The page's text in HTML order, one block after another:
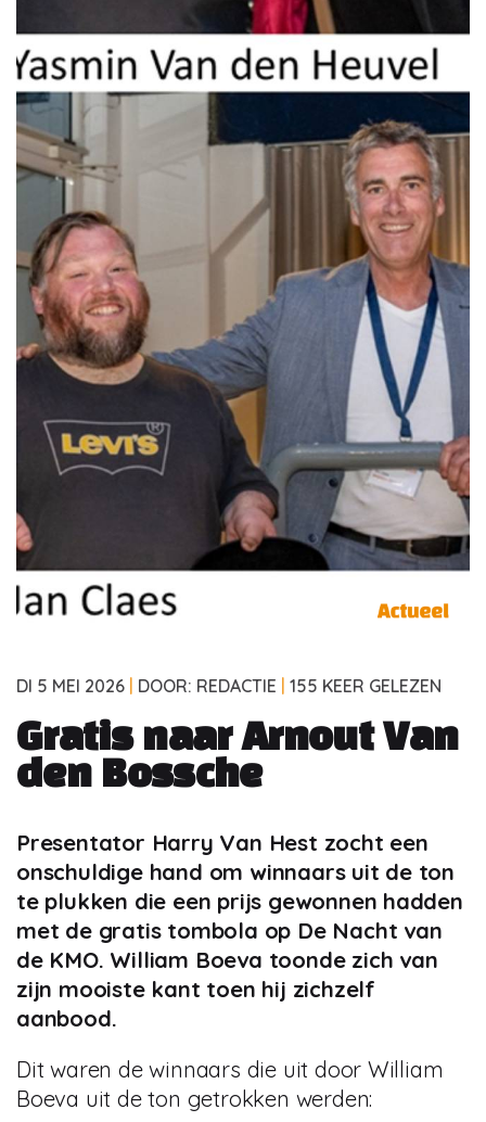
DI 5 MEI 2026 DOOR: REDACTIE 155 KEER GELEZEN
Gratis naar Arnout Van
den Bossche
Presentator Harry Van Hest zocht een
onschuldige hand om winnaars uit de ton
te plukken die een prijs gewonnen hadden
met de gratis tombola op De Nacht van
de KMO. William Boeva toonde zich van
zijn mooiste kant toen hij zichzelf
aanbood.
Dit waren de winnaars die uit door William
Boeva uit de ton getrokken werden: